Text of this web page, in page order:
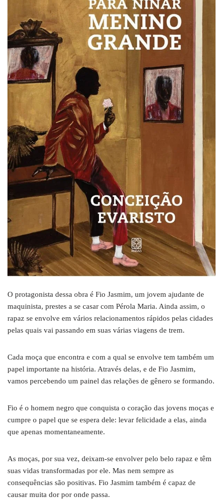
O protagonista dessa obra é Fio Jasmim, um jovem ajudante de
maquinista, prestes a se casar com Pérola Maria. Ainda assim, o
rapaz se envolve em vários relacionamentos rápidos pelas cidades
pelas quais vai passando em suas várias viagens de trem.
Cada moça que encontra e com a qual se envolve tem também um
papel importante na história. Através delas, e de Fio Jasmim,
vamos percebendo um painel das relações de gênero se formando.
Fio é o homem negro que conquista o coração das jovens moças e
cumpre o papel que se espera dele: levar felicidade a elas, ainda
que apenas momentaneamente.
As moças, por sua vez, deixam-se envolver pelo belo rapaz e têm
suas vidas transformadas por ele. Mas nem sempre as
consequências são positivas. Fio Jasmim também é capaz de
causar muita dor por onde passa.